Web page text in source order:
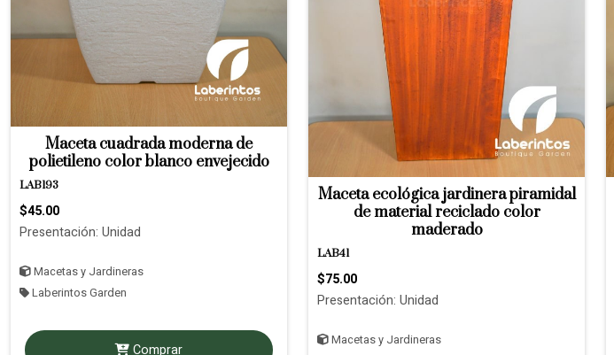
Maceta cuadrada moderna de
polietileno color blanco envejecido
LAB193
$45.00
Presentación: Unidad
Macetas y Jardineras
Laberintos Garden
Comprar
Maceta ecológica jardinera piramidal
de material reciclado color
maderado
LAB41
$75.00
Presentación: Unidad
Macetas y Jardineras